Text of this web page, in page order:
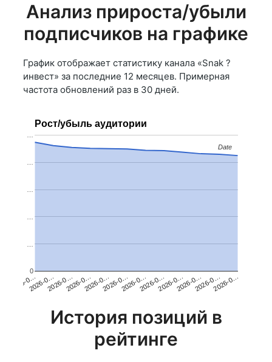
Анализ прироста/убыли
подписчиков на графике
График отображает статистику канала «Snak ?
инвест» за последние 12 месяцев. Примерная
частота обновлений раз в 30 дней.
Рост/убыль аудитории
2026-0…2026-0…2026-0…2026-0…2026-0…2026-0…2026-0…2026-0…2026-0…2026-0…2026-0…2026-0…
0
…
…
Date
Date
История позиций в
рейтинге